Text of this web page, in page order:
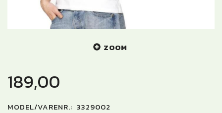
ZOOM
189,00
MODEL/VARENR.: 3329002